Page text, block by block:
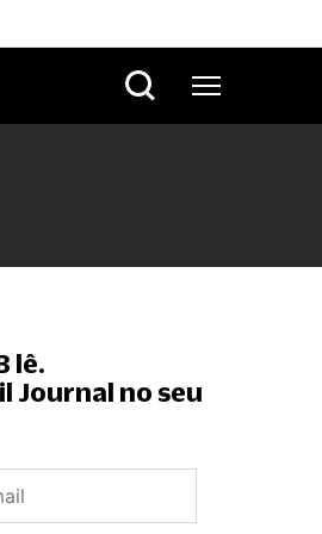
lê.
Journal no seu